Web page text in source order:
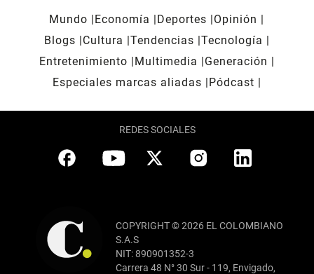
Mundo Economía Deportes
Opinión
Blogs
Cultura Tendencias Tecnología
Entretenimiento
Multimedia
Generación
Especiales marcas aliadas
Pódcast
REDES SOCIALES
COPYRIGHT © 2026 EL COLOMBIANO
S.A.S
NIT: 890901352-3
Carrera 48 N° 30 Sur - 119, Envigado,